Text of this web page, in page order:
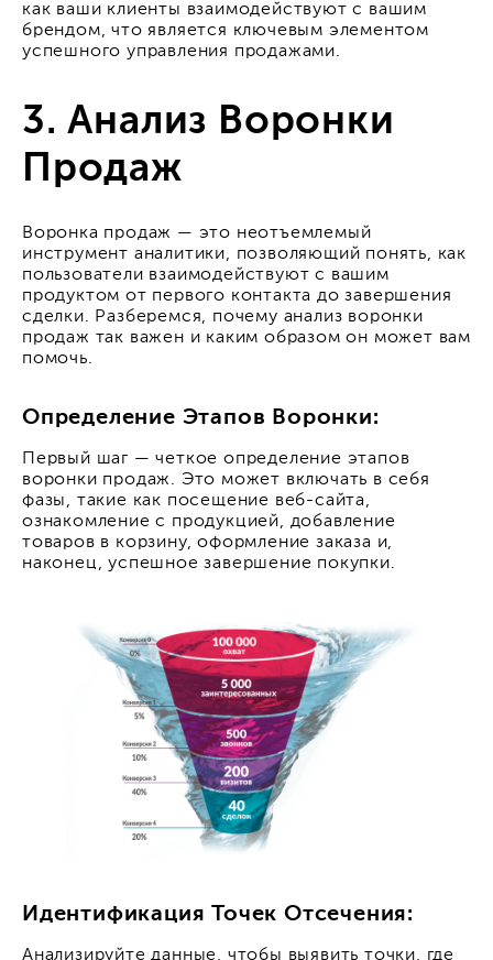
как ваши клиенты взаимодействуют с вашим
брендом, что является ключевым элементом
успешного управления продажами.
3. Анализ Воронки
Продаж
Воронка продаж — это неотъемлемый
инструмент аналитики, позволяющий понять, как
пользователи взаимодействуют с вашим
продуктом от первого контакта до завершения
сделки. Разберемся, почему анализ воронки
продаж так важен и каким образом он может вам
помочь.
Определение Этапов Воронки:
Первый шаг — четкое определение этапов
воронки продаж. Это может включать в себя
фазы, такие как посещение веб-сайта,
ознакомление с продукцией, добавление
товаров в корзину, оформление заказа и,
наконец, успешное завершение покупки.
Идентификация Точек Отсечения:
Анализируйте данные, чтобы выявить точки, где